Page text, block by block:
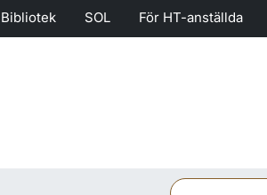
Bibliotek SOL För HT-anställda